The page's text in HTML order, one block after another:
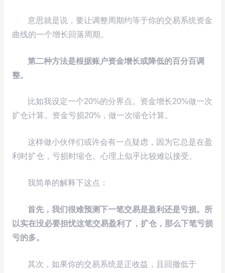
意思就是说，要让调整周期约等于你的交易系统资金
曲线的一个增长回落周期。
第二种方法是根据账户资金增长或降低的百分百调
整。
比如我设定一个20%的分界点。资金增长20%做一次
扩仓计算。资金亏损20%，做一次缩仓计算。
这样做小伙伴们或许会有一点疑虑，因为它总是在盈
利时扩仓，亏损时缩仓。心理上似乎比较难以接受。
我简单的解释下这点：
首先，我们很难预测下一笔交易是盈利还是亏损。所
以实在没必要担忧这笔交易盈利了，扩仓，那么下笔亏损
亏的多。
其次，如果你的交易系统是正收益，且回撤低于